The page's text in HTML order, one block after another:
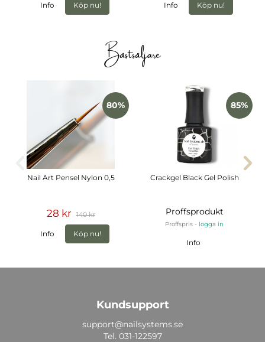
Info Köp nu! Info Köp nu!
Bästsäljare
80%
Nail Art Pensel Nylon 0,5
28 kr 140 kr
Info Köp nu!
85%
Crackgel Black Gel Polish
Proffsprodukt
Proffspris - logga in
Info
Kundsupport
support@nailsystems.se
Tel. 031-122597